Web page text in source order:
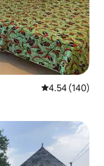
Calificación
4.54 (140)